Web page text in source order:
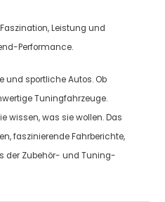
Leistung und
Performance.
und sportliche Autos. Ob
Tuningfahrzeuge.
wissen, was sie wollen. Das
faszinierende Fahrberichte,
der Zubehör- und Tuning-